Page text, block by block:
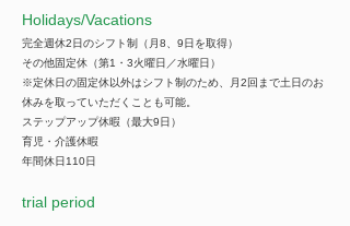
​Holidays/Vacations
完全週休2日のシフト制（月8、9日を取得）
その他固定休（第1・3火曜日／水曜日）
※定休日の固定休以外はシフト制のため、月2回まで土日のお
休みを取っていただくことも可能。
ステップアップ休暇（最大9日）
育児・介護休暇
年間休日110日
trial period